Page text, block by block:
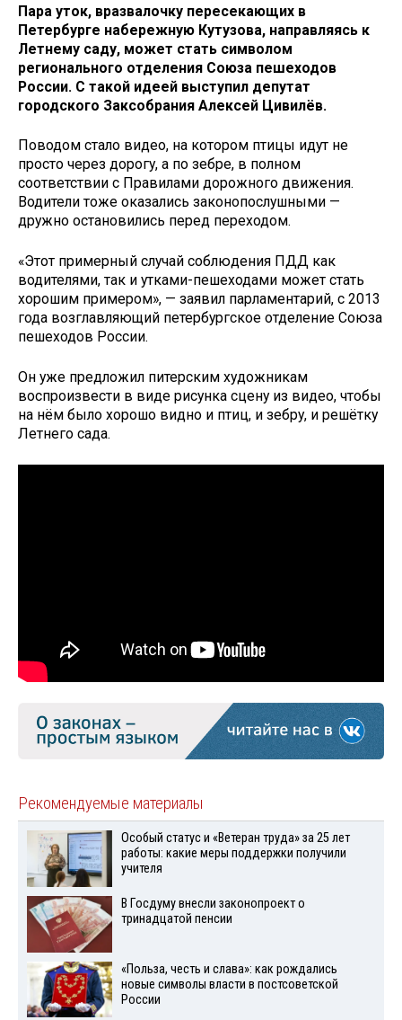
Пара уток, вразвалочку пересекающих в
Петербурге набережную Кутузова, направляясь к
Летнему саду, может стать символом
регионального отделения Союза пешеходов
России. С такой идеей выступил депутат
городского Заксобрания Алексей Цивилёв.
Поводом стало видео, на котором птицы идут не
просто через дорогу, а по зебре, в полном
соответствии с Правилами дорожного движения.
Водители тоже оказались законопослушными —
дружно остановились перед переходом.
«Этот примерный случай соблюдения ПДД как
водителями, так и утками-пешеходами может стать
хорошим примером», — заявил парламентарий, с 2013
года возглавляющий петербургское отделение Союза
пешеходов России.
Он уже предложил питерским художникам
воспроизвести в виде рисунка сцену из видео, чтобы
на нём было хорошо видно и птиц, и зебру, и решётку
Летнего сада.
Рекомендуемые материалы
Особый статус и «Ветеран труда» за 25 лет
работы: какие меры поддержки получили
учителя
В Госдуму внесли законопроект о
тринадцатой пенсии
«Польза, честь и слава»: как рождались
новые символы власти в постсоветской
России